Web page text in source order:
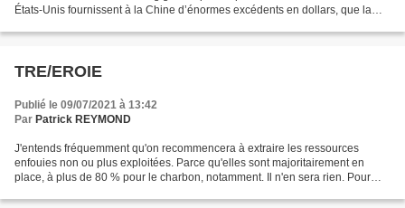
États-Unis fournissent à la Chine d’énormes excédents en dollars, que la
TRE/EROIE
Publié le 09/07/2021 à 13:42
Par Patrick REYMOND
J'entends fréquemment qu'on recommencera à extraire les ressources
enfouies non ou plus exploitées. Parce qu'elles sont majoritairement en
place, à plus de 80 % pour le charbon, notamment. Il n'en sera rien. Pour